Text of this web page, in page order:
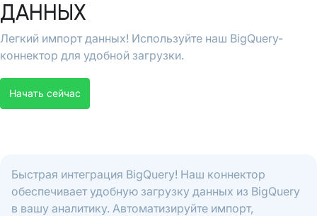
ДАННЫХ
Легкий импорт данных! Используйте наш BigQuery-
коннектор для удобной загрузки.
Начать сейчас
Быстрая интеграция BigQuery! Наш коннектор
обеспечивает удобную загрузку данных из BigQuery
в вашу аналитику. Автоматизируйте импорт,